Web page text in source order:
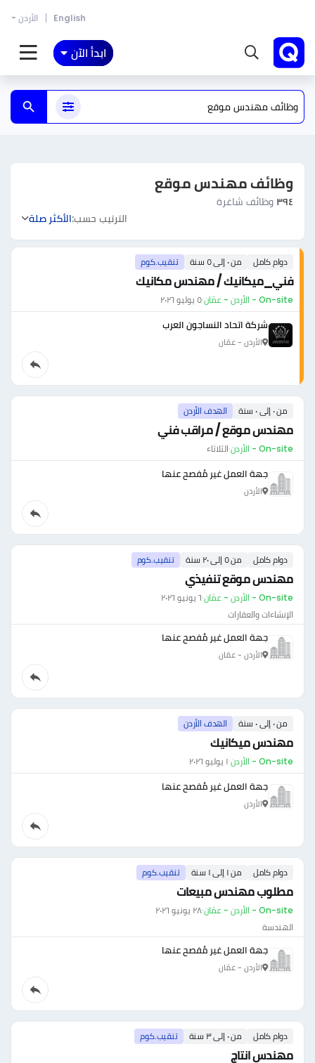
English الأردن
ابدأ الآن
وظائف مهندس موقع
٣٩٤ وظائف شاغرة
الترتيب حسب:الأكثر صلة
دوام كامل من ٠ إلى ٥ سنة تنقيب.كوم
فني_ميكانيك / مهندس مكانيك
On-site - الأردن - عمّان ·٥ يوليو ٢٠٢٦
شركة اتحاد النساجون العرب
الأردن - عمّان
من ٠ إلى ٠ سنة الهدف الأردن
مهندس موقع / مراقب فني
On-site - الأردن ·الثلاثاء
جهة العمل غير مُفصح عنها
الأردن
دوام كامل من ٥ إلى ٢٠ سنة تنقيب.كوم
مهندس موقع تنفيذي
On-site - الأردن - عمّان ·٦ يونيو ٢٠٢٦
الإنشاءات والعقارات
جهة العمل غير مُفصح عنها
الأردن - عمّان
من ٠ إلى ٠ سنة الهدف الأردن
مهندس ميكانيك
On-site - الأردن ·١ يوليو ٢٠٢٦
جهة العمل غير مُفصح عنها
الأردن
دوام كامل من ١ إلى ١ سنة تنقيب.كوم
مطلوب مهندس مبيعات
On-site - الأردن - عمّان ·٢٨ يونيو ٢٠٢٦
الهندسة
جهة العمل غير مُفصح عنها
الأردن - عمّان
دوام كامل من ٠ إلى ٣ سنة تنقيب.كوم
مهندس انتاج